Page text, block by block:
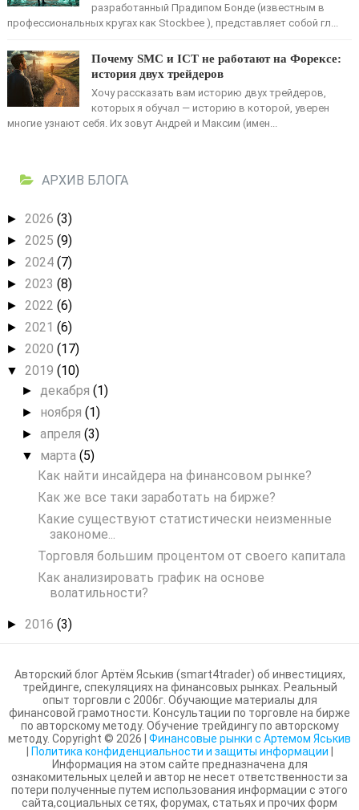
разработанный Прадипом Бонде (известным в
профессиональных кругах как Stockbee ), представляет собой гл...
Почему SMC и ICT не работают на Форексе:
история двух трейдеров
Хочу рассказать вам историю двух трейдеров,
которых я обучал — историю в которой, уверен
многие узнают себя. Их зовут Андрей и Максим (имен...
АРХИВ БЛОГА
► 2026 (3)
► 2025 (9)
► 2024 (7)
► 2023 (8)
► 2022 (6)
► 2021 (6)
► 2020 (17)
▼ 2019 (10)
► декабря(1)
► ноября(1)
►апреля(3)
▼ марта(5)
Как найти инсайдера на финансовом рынке?
Как же все таки заработать на бирже?
Какие существуют статистически неизменные
закономе...
Торговля большим процентом от своего капитала
Как анализировать график на основе
волатильности?
► 2016 (3)
Авторский блог Артём Яськив (smart4trader) об инвестициях,
трейдинге, спекуляциях на финансовых рынках. Реальный
опыт торговли с 2006г. Обучающие материалы для
финансовой грамотности. Консультации по торговле на бирже
по авторскому методу. Обучение трейдингу по авторскому
методу. Copyright © 2026
Финансовые рынки с Артемом Яськив
Политика конфиденциальности и защиты информации
Информация на этом сайте предназначена для
ознакомительных целей и автор не несет ответственности за
потери полученные путем использования информации с этого
сайта,социальных сетях, форумах, статьях и прочих форм